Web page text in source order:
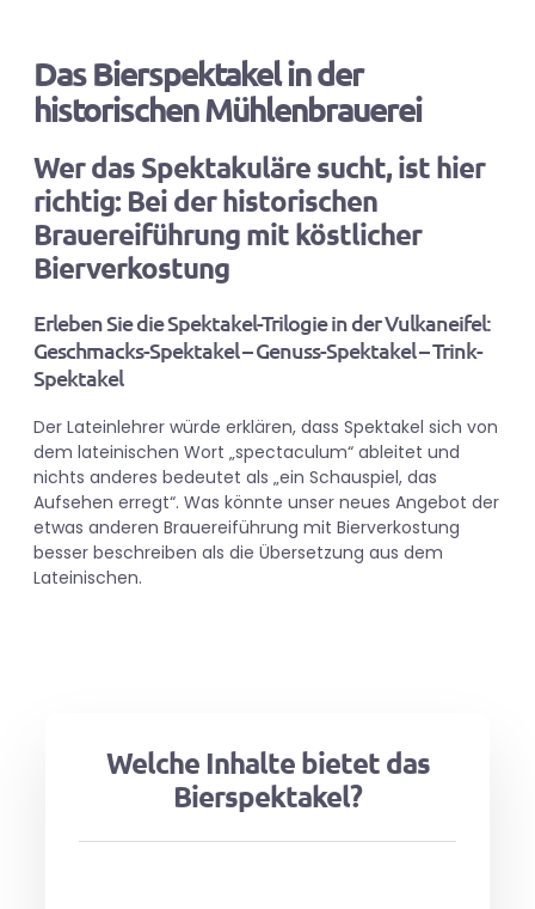
Das Bierspektakel in der
historischen Mühlenbrauerei
Wer das Spektakuläre sucht, ist hier
richtig: Bei der historischen
Brauereiführung mit köstlicher
Bierverkostung
Erleben Sie die Spektakel-Trilogie in der Vulkaneifel:
Geschmacks-Spektakel – Genuss-Spektakel – Trink-
Spektakel
Der Lateinlehrer würde erklären, dass Spektakel sich von
dem lateinischen Wort „spectaculum“ ableitet und
nichts anderes bedeutet als „ein Schauspiel, das
Aufsehen erregt“. Was könnte unser neues Angebot der
etwas anderen Brauereiführung mit Bierverkostung
besser beschreiben als die Übersetzung aus dem
Lateinischen.
Welche Inhalte bietet das
Bierspektakel?